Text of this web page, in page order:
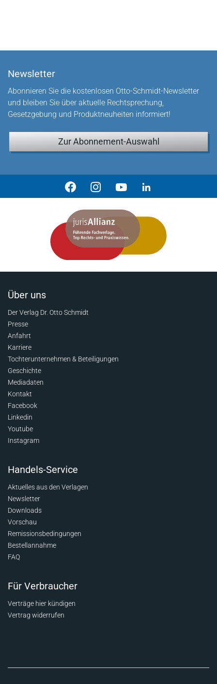
Newsletter
Abonnieren Sie die kostenlosen Otto-Schmidt-Newsletter
und bleiben Sie über aktuelle Rechtsprechung,
Gesetzgebung und Produktneuheiten informiert!
Zur Abonnement-Auswahl
Über uns
Der Verlag Dr. Otto Schmidt
Presse
Anfahrt
Karriere
Tochterunternehmen & Beteiligungen
Geschichte
Mediadaten
Kontakt
Facebook
Linkedin
Youtube
Instagram
Handels-Service
Aktuelles aus den Verlagen
Newsletter
Downloads
Vorschau
Remissionsbedingungen
Bestellannahme
FAQ
Für Verbraucher
Verträge hier kündigen
Vertrag widerrufen